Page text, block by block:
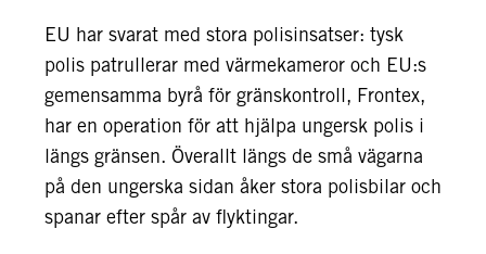
EU har svarat med stora polisinsatser: tysk
polis patrullerar med värmekameror och EU:s
gemensamma byrå för gränskontroll, Frontex,
har en operation för att hjälpa ungersk polis i
längs gränsen. Överallt längs de små vägarna
på den ungerska sidan åker stora polisbilar och
spanar efter spår av flyktingar.